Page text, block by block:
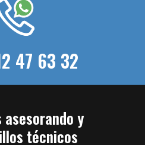
47 63 32
asesorando y
técnicos